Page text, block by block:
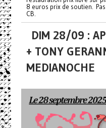
8 euros prix de soutien.
CB.
DIM 28/09 :
+ TONY
MEDIANOCHE